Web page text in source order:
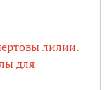
лилии.
для